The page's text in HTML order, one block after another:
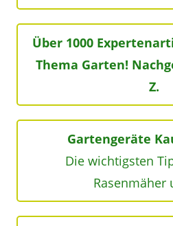
Über 1000
Thema Garten!
Z.
Gartengeräte
Die wichtigsten
Rasenmäher